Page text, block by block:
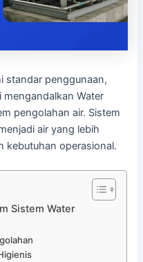
standar penggunaan,
mengandalkan Water
pengolahan air. Sistem
air yang lebih
kebutuhan operasional.
Sistem Water